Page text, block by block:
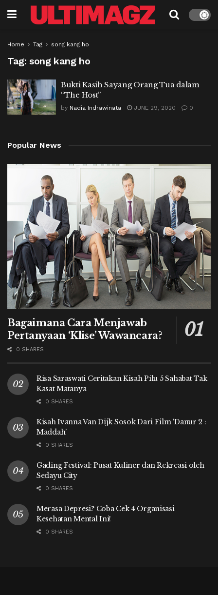
Home Tag song kang ho
Tag: song kang ho
Bukti Kasih Sayang Orang Tua dalam
“The Host”
by Nadia Indrawinata JUNE 29, 2020 0
Popular News
Bagaimana Cara Menjawab
Pertanyaan ‘Klise’ Wawancara?
0 SHARES
Risa Saraswati Ceritakan Kisah Pilu 5 Sahabat Tak
Kasat Matanya
0 SHARES
Kisah Ivanna Van Dijk Sosok Dari Film ‘Danur 2 :
Maddah’
0 SHARES
Gading Festival: Pusat Kuliner dan Rekreasi oleh
Sedayu City
0 SHARES
Merasa Depresi? Coba Cek 4 Organisasi
Kesehatan Mental Ini!
0 SHARES